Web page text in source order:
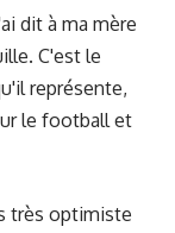
dit à ma mère
C'est le
représente,
le football et
très optimiste